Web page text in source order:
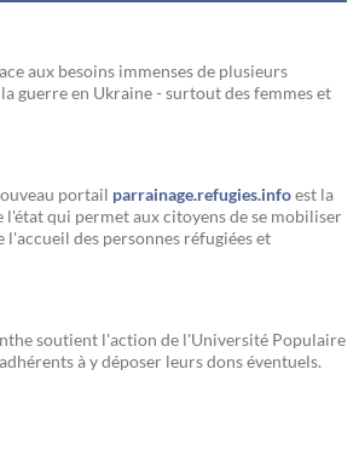
aux besoins immenses de plusieurs
guerre en Ukraine - surtout des femmes et
portail parrainage.refugies.infoest la
qui permet aux citoyens de se mobiliser
des personnes réfugiées et
soutient l'action de l'Université Populaire
à y déposer leurs dons éventuels.